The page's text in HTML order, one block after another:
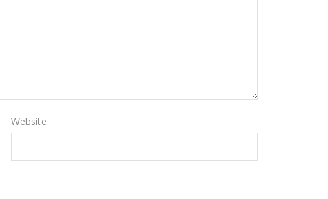
Website